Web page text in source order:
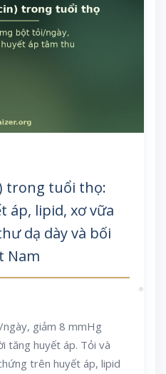
trong tuổi thọ:
áp, lipid, xơ vữa
dạ dày và bối
Nam
giảm 8 mmHg
tăng huyết áp. Tỏi và
trên huyết áp, lipid